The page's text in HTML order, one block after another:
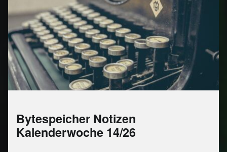
Bytespeicher Notizen
Kalenderwoche 14/26